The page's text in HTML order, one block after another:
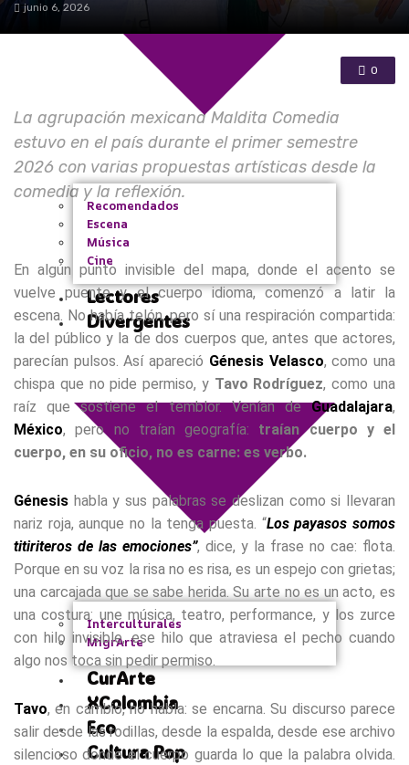
Recomendados
Escena
Música
Cine
Lectores
Divergentes
Interculturales
MigrArte
CurArte
XColombia
Eco
Cultura Pop
junio 6, 2026
0
La agrupación mexicana Maldita Comedia
estuvo en el país durante el primer semestre
2026 con varias propuestas artísticas desde la
comedia y la reflexión.
En algún punto invisible del mapa, donde el acento se
vuelve puente y el cuerpo idioma, comenzó a latir la
escena. No había telón, pero sí una respiración compartida:
la del público y la de dos cuerpos que, antes que actores,
parecían pulsos. Así apareció Génesis Velasco, como una
chispa que no pide permiso, y Tavo Rodríguez, como una
raíz que sostiene el temblor. Venían deGuadalajara,
México, pero no traían geografía: traían cuerpo y el
cuerpo, en su oficio, no es carne: es verbo.
Génesis habla y sus palabras se deslizan como si llevaran
nariz roja, aunque no la tenga puesta. “Los payasos somos
titiriteros de las emociones”, dice, y la frase no cae: flota.
Porque en su voz la risa no es risa, es un espejo con grietas;
una carcajada que se sabe herida. Su arte no es un acto, es
una costura: une música, teatro, performance, y los zurce
con hilo invisible, ese hilo que atraviesa el pecho cuando
algo nos toca sin pedir permiso.
Tavo, en cambio, no habla: se encarna. Su discurso parece
salir desde las rodillas, desde la espalda, desde ese archivo
silencioso donde el cuerpo guarda lo que la palabra olvida.